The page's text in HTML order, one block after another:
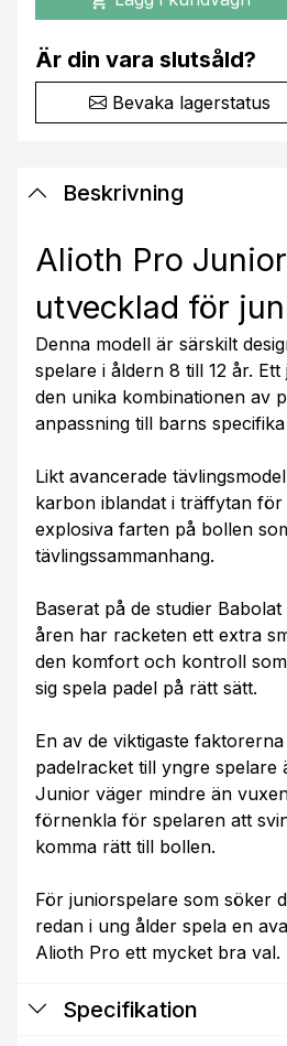
Är din vara slutsåld?
Bevaka lagerstatus
Beskrivning
Alioth Pro
utvecklad för
Denna modell är särskilt
spelare i åldern 8 till 12 år.
den unika kombinationen av
anpassning till barns
Likt avancerade
karbon iblandat i träffytan
explosiva farten på bollen
tävlingssammanhang.
Baserat på de studier
åren har racketen ett extra
den komfort och kontroll
sig spela padel på rätt sätt.
En av de viktigaste
padelracket till yngre spelare
Junior väger mindre än
förnenkla för spelaren att
komma rätt till bollen.
För juniorspelare som söker
redan i ung ålder spela en
Alioth Pro ett mycket bra val.
Specifikation